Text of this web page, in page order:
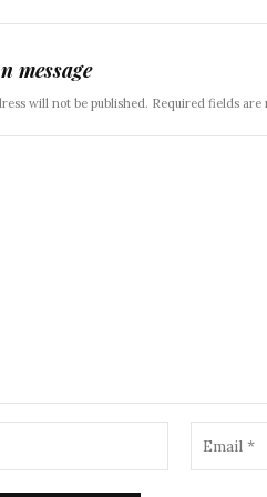
message
will not be published. Required fields are